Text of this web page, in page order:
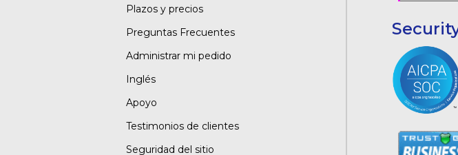
Plazos y precios
Preguntas Frecuentes
Administrar mi pedido
Inglés
Apoyo
Testimonios de clientes
Seguridad del sitio